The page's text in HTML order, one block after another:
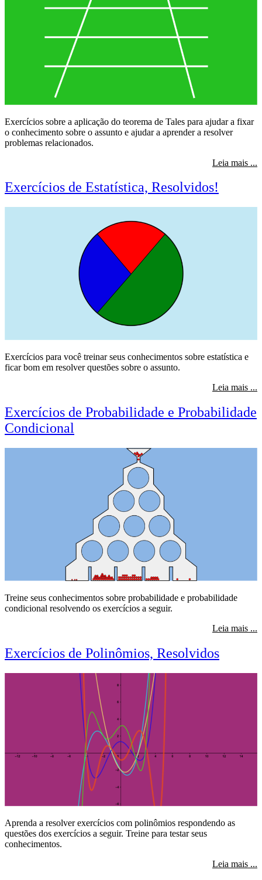
Exercícios sobre a aplicação do teorema de Tales para ajudar a fixar
o conhecimento sobre o assunto e ajudar a aprender a resolver
problemas relacionados.
Leia mais ...
Exercícios de Estatística, Resolvidos!
Exercícios para você treinar seus conhecimentos sobre estatística e
ficar bom em resolver questões sobre o assunto.
Leia mais ...
Exercícios de Probabilidade e Probabilidade
Condicional
Treine seus conhecimentos sobre probabilidade e probabilidade
condicional resolvendo os exercícios a seguir.
Leia mais ...
Exercícios de Polinômios, Resolvidos
Aprenda a resolver exercícios com polinômios respondendo as
questões dos exercícios a seguir. Treine para testar seus
conhecimentos.
Leia mais ...